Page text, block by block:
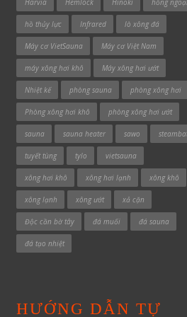
Harvia Hemlock Hinoki hồng
hồ thủy lực Infrared lò xông đá
Máy cơ VietSauna Máy cơ Việt Nam
máy xông hơi khô Máy xông hơi ướt
Nhiệt kế phòng sauna phòng xông hơi
Phòng xông hơi khô phòng xông hơi ướt
sauna sauna heater sawo
tuyết tùng tylo vietsauna
xông hơi khô xông hơi lạnh xông khô
xông lạnh xông ướt xả cặn
Độc cần bờ tây đá muối đá sauna
đá tạo nhiệt
HƯỚNG DẪN TỰ